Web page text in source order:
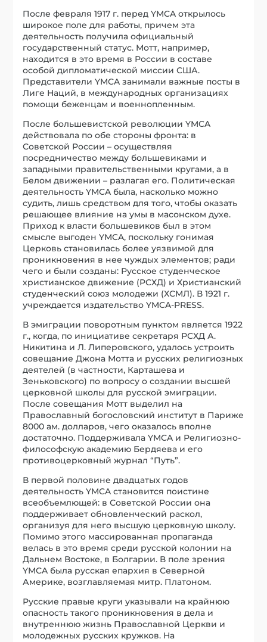
После февраля 1917 г. перед YMCA открылось
широкое поле для работы, причем эта
деятельность получила официальный
государственный статус. Мотт, например,
находится в это время в России в составе
особой дипломатической миссии США.
Представители YMCA занимали важные посты в
Лиге Наций, в международных организациях
помощи беженцам и военнопленным.
После большевистской революции YMCA
действовала по обе стороны фронта: в
Советской России – осуществляя
посредничество между большевиками и
западными правительственными кругами, а в
Белом движении – разлагая его. Политическая
деятельность YMCA была, насколько можно
судить, лишь средством для того, чтобы оказать
решающее влияние на умы в масонском духе.
Приход к власти большевиков был в этом
смысле выгоден YMCA, поскольку гонимая
Церковь становилась более уязвимой для
проникновения в нее чуждых элементов; ради
чего и были созданы: Русское студенческое
христианское движение (РСХД) и Христианский
студенческий союз молодежи (ХСМЛ). В 1921 г.
учреждается издательство YMCA-PRESS.
В эмиграции поворотным пунктом является 1922
г., когда, по инициативе секретаря РСХД А.
Никитина и Л. Липеровского, удалось устроить
совещание Джона Мотта и русских религиозных
деятелей (в частности, Карташева и
Зеньковского) по вопросу о создании высшей
церковной школы для русской эмиграции.
После совещания Мотт выделил на
Православный богословский институт в Париже
8000 ам. долларов, чего оказалось вполне
достаточно. Поддерживала YMCA и Религиозно-
философскую академию Бердяева и его
противоцерковный журнал “Путь”.
В первой половине двадцатых годов
деятельность YMCA становится поистине
всеобъемлющей: в Советской России она
поддерживает обновленческий раскол,
организуя для него высшую церковную школу.
Помимо этого массированная пропаганда
велась в это время среди русской колонии на
Дальнем Востоке, в Болгарии. В поле зрения
YMCA была русская епархия в Северной
Америке, возглавляемая митр. Платоном.
Русские правые круги указывали на крайнюю
опасность такого проникновения в дела и
внутреннюю жизнь Православной Церкви и
молодежных русских кружков. На